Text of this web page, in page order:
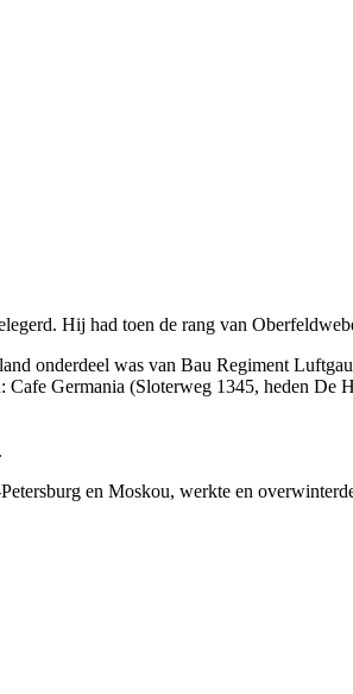
Hij had toen de rang van
onderdeel was van Bau Regiment
Germania (Sloterweg 1345, heden De
en Moskou, werkte en